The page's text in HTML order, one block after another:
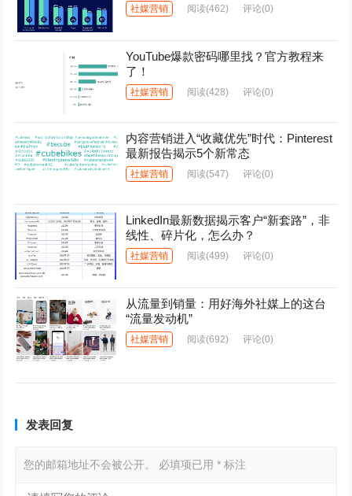
社媒营销 阅读(462) 评论(0)
YouTube爆款密码哪里找？官方教程来
了！
社媒营销 阅读(428) 评论(0)
内容营销进入“收藏优先”时代：Pinterest
最新报告揭示5个新常态
社媒营销 阅读(547) 评论(0)
LinkedIn最新数据揭示客户“新套路”，非
线性、碎片化，怎么办？
社媒营销 阅读(499) 评论(0)
从流量到销量：用好海外社媒上的这台
“流量发动机”
社媒营销 阅读(692) 评论(0)
发表回复
您的邮箱地址不会被公开。 必填项已用* 标注